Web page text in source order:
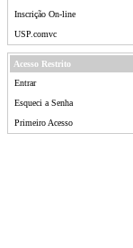
Inscrição On-line
USP.comvc
Acesso Restrito
Entrar
Esqueci a Senha
Primeiro Acesso